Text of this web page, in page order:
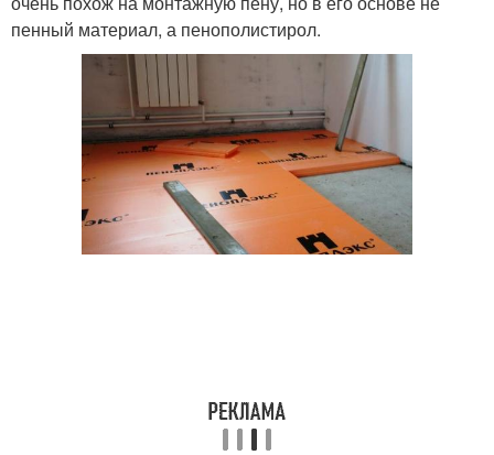
пенный материал, а пенополистирол.